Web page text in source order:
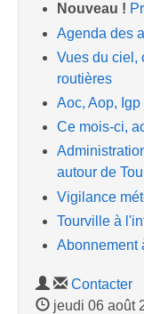
Nouveau !
Agenda des
Vues du ciel,
routières
Aoc, Aop,
Ce mois-ci,
autour de
Vigilance
Tourville à
Abonnement
Contacter
jeudi 06 août